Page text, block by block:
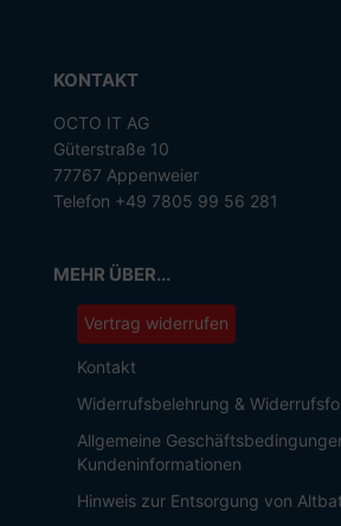
KONTAKT
OCTO IT AG
Güterstraße 10
77767 Appenweier
Telefon +49 7805 99 56 281
MEHR ÜBER...
Vertrag widerrufen
Kontakt
Widerrufsbelehrung &
Allgemeine
Kundeninformationen
Hinweis zur Entsorgung von